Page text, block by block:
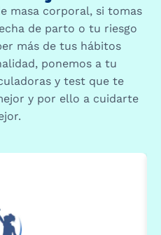
masa corporal, si tomas
de parto o tu riesgo
más de tus hábitos
ponemos a tu
y test que te
y por ello a cuidarte